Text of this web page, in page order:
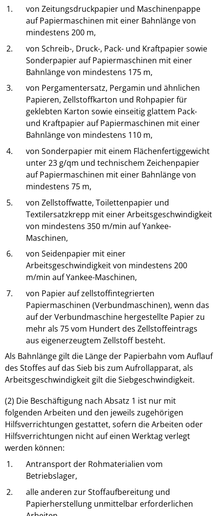
1.
von Zeitungsdruckpapier und Maschinenpappe
auf Papiermaschinen mit einer Bahnlänge von
mindestens 200 m,
2.
von Schreib-, Druck-, Pack- und Kraftpapier sowie
Sonderpapier auf Papiermaschinen mit einer
Bahnlänge von mindestens 175 m,
3.
von Pergamentersatz, Pergamin und ähnlichen
Papieren, Zellstoffkarton und Rohpapier für
geklebten Karton sowie einseitig glattem Pack-
und Kraftpapier auf Papiermaschinen mit einer
Bahnlänge von mindestens 110 m,
4.
von Sonderpapier mit einem Flächenfertiggewicht
unter 23 g/qm und technischem Zeichenpapier
auf Papiermaschinen mit einer Bahnlänge von
mindestens 75 m,
5.
von Zellstoffwatte, Toilettenpapier und
Textilersatzkrepp mit einer Arbeitsgeschwindigkeit
von mindestens 350 m/min auf Yankee-
Maschinen,
6.
von Seidenpapier mit einer
Arbeitsgeschwindigkeit von mindestens 200
m/min auf Yankee-Maschinen,
7.
von Papier auf zellstoffintegrierten
Papiermaschinen (Verbundmaschinen), wenn das
auf der Verbundmaschine hergestellte Papier zu
mehr als 75 vom Hundert des Zellstoffeintrags
aus eigenerzeugtem Zellstoff besteht.
Als Bahnlänge gilt die Länge der Papierbahn vom Auflauf
des Stoffes auf das Sieb bis zum Aufrollapparat, als
Arbeitsgeschwindigkeit gilt die Siebgeschwindigkeit.
(2) Die Beschäftigung nach Absatz 1 ist nur mit
folgenden Arbeiten und den jeweils zugehörigen
Hilfsverrichtungen gestattet, sofern die Arbeiten oder
Hilfsverrichtungen nicht auf einen Werktag verlegt
werden können:
1.
Antransport der Rohmaterialien vom
Betriebslager,
2.
alle anderen zur Stoffaufbereitung und
Papierherstellung unmittelbar erforderlichen